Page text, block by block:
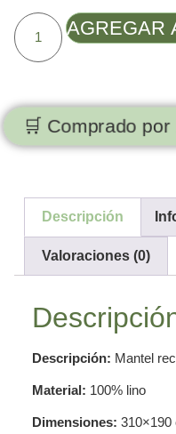
AGREGAR
🛒 Comprado
Descripción
Valoraciones (0)
Descripción: Mantel
Material: 100% lino
Dimensiones: 310×190